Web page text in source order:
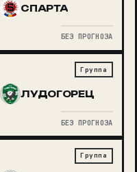
СПАРТА
БЕЗ ПРОГНОЗА
Группа
ЛУДОГОРЕЦ
БЕЗ ПРОГНОЗА
Группа